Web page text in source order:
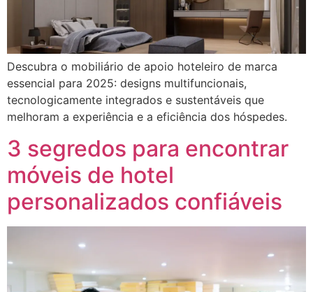
Descubra o mobiliário de apoio hoteleiro de marca
essencial para 2025: designs multifuncionais,
tecnologicamente integrados e sustentáveis ​​que
melhoram a experiência e a eficiência dos hóspedes.
3 segredos para encontrar
móveis de hotel
personalizados confiáveis